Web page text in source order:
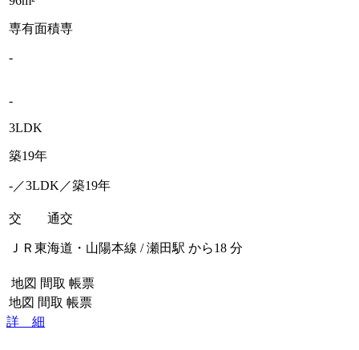
専有面積専
-
-
3LDK
築19年
-／3LDK／築19年
交 通交
ＪＲ東海道・山陽本線 / 瀬田駅 から18 分
地図 間取 帳票
地図 間取 帳票
詳 細